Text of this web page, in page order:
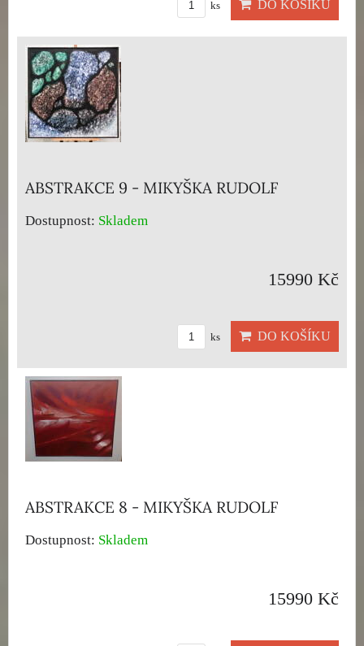
ks DO KOŠÍKU
ABSTRAKCE 9 - MIKYŠKA RUDOLF
Dostupnost: Skladem
15990 Kč
ks DO KOŠÍKU
ABSTRAKCE 8 - MIKYŠKA RUDOLF
Dostupnost: Skladem
15990 Kč